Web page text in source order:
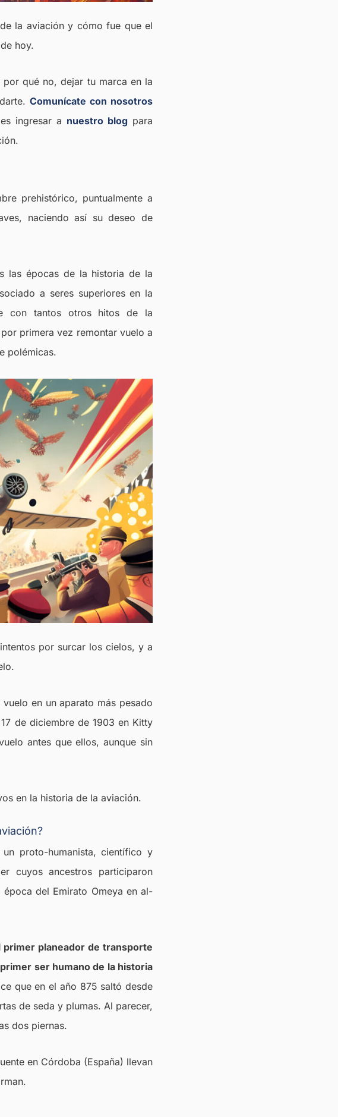
la aviación y cómo fue que el
hoy.
qué no, dejar tu marca en la
Comunícate con nosotros
ingresar a nuestro blog para
prehistórico, puntualmente a
naciendo así su deseo de
las épocas de la historia de la
a seres superiores en la
con tantos otros hitos de la
primera vez remontar vuelo a
polémicas.
por surcar los cielos, y a
en un aparato más pesado
de diciembre de 1903 en Kitty
antes que ellos, aunque sin
en la historia de la aviación.
un proto-humanista, científico y
cuyos ancestros participaron
del Emirato Omeya en al-
planeador de transporte
ser humano de la historia
que en el año 875 saltó desde
de seda y plumas. Al parecer,
dos piernas.
en Córdoba (España) llevan